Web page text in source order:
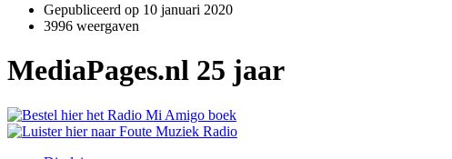
Gepubliceerd op 10 januari 2020
3996 weergaven
MediaPages.nl 25 jaar